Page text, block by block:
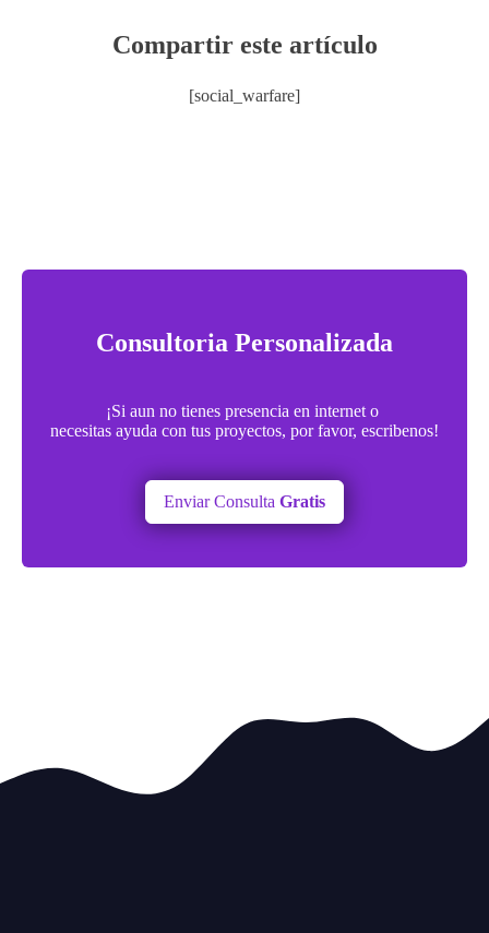
Compartir este artículo
[social_warfare]
Consultoria Personalizada
¡Si aun no tienes presencia en internet o
necesitas ayuda con tus proyectos, por favor, escribenos!
Enviar Consulta Gratis